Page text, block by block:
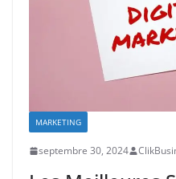
MARKETING
septembre 30, 2024